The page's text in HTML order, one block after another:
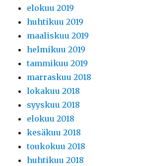
elokuu 2019
huhtikuu 2019
maaliskuu 2019
helmikuu 2019
tammikuu 2019
marraskuu 2018
lokakuu 2018
syyskuu 2018
elokuu 2018
kesäkuu 2018
toukokuu 2018
huhtikuu 2018